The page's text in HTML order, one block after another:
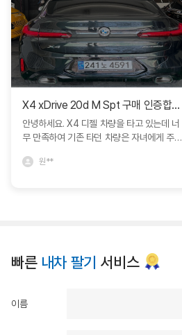
X4 xDrive 20d M Spt 구매 인증합니다.
안녕하세요. X4 디젤 차량을 타고 있는데 너
무 만족하여 기존 타던 차량은 자녀에게 주고
비교도 많이 하였지만 블로그에서 보고 문의
은 차량 감사합니다. ^^
원**
빠른 내차 팔기 서비스
이름